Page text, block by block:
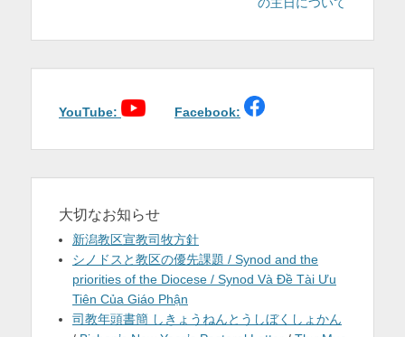
シ
ン
YouTube: Facebook:
大切なお知らせ
新潟教区宣教司牧方針
シノドスと教区の優先課題 / Synod and the
priorities of the Diocese / Synod Và Đề Tài Ưu
Tiên Của Giáo Phận
司教年頭書簡 しきょうねんとうしぼくしょかん